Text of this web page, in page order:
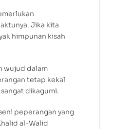
Jika kita
himpunan kisah
wujud dalam
tetap kekal
dikagumi.
peperangan yang
al-Walid